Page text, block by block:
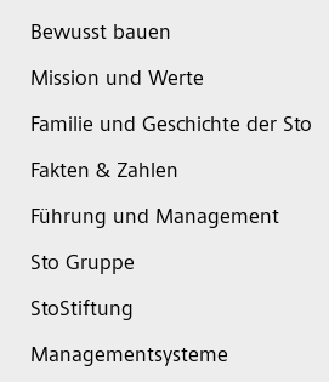
Bewusst bauen
Mission und Werte
Familie und Geschichte der Sto
Fakten & Zahlen
Führung und Management
Sto Gruppe
StoStiftung
Managementsysteme